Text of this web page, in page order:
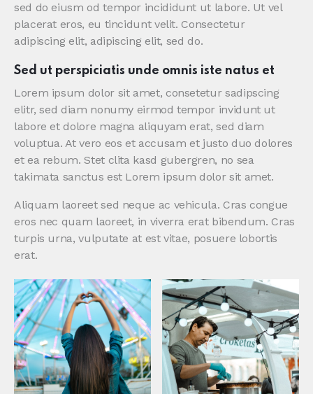
sed do eiusm od tempor incididunt ut labore. Ut vel
placerat eros, eu tincidunt velit. Consectetur
adipiscing elit, adipiscing elit, sed do.
Sed ut perspiciatis unde omnis iste natus et
Lorem ipsum dolor sit amet, consetetur sadipscing
elitr, sed diam nonumy eirmod tempor invidunt ut
labore et dolore magna aliquyam erat, sed diam
voluptua. At vero eos et accusam et justo duo dolores
et ea rebum. Stet clita kasd gubergren, no sea
takimata sanctus est Lorem ipsum dolor sit amet.
Aliquam laoreet sed neque ac vehicula. Cras congue
eros nec quam laoreet, in viverra erat bibendum. Cras
turpis urna, vulputate at est vitae, posuere lobortis
erat.